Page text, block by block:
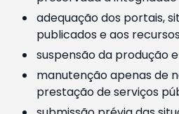
adequação dos portais,
publicados e aos
suspensão da produção
manutenção apenas de
prestação de serviços